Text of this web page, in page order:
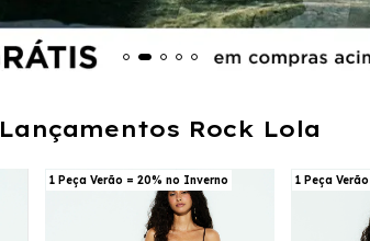
Lançamentos Rock Lola
1 Peça Verão = 20% no Inverno 1 Peça